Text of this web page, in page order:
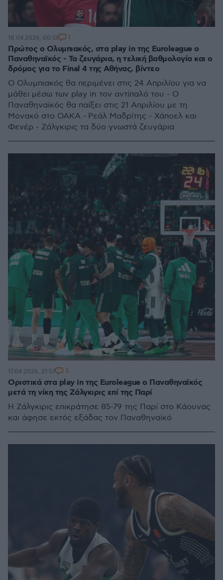
Πρώτος ο Ολυμπιακός, στα play in της Euroleague ο
Παναθηναϊκός - Τα ζευγάρια, η τελική βαθμολογία και ο
δρόμος για το Final 4 της Αθήνας, βίντεο
Ο Ολυμπιακός θα περιμένει στις 24 Απριλίου για να
μάθει μέσω των play in τον αντίπαλό του - Ο
Παναθηναϊκός θα παίξει στις 21 Απριλίου με τη
Μονακό στο ΟΑΚΑ - Ρεάλ Μαδρίτης - Χάποελ και
Φενέρ - Ζάλγκιρις τα δύο γνωστά ζευγάρια
18.04.2026, 00:13 1
Οριστικά στα play in της Euroleague ο Παναθηναϊκός
μετά τη νίκη της Ζάλγκιρις επί της Παρί
Η Ζάλγκιρις επικράτησε 85-79 της Παρί στο Κάουνας
και άφησε εκτός εξάδας τον Παναθηναϊκό
17.04.2026, 21:57 3